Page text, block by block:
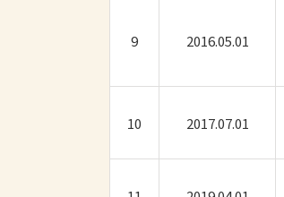
9 2016.05.01
10 2017.07.01